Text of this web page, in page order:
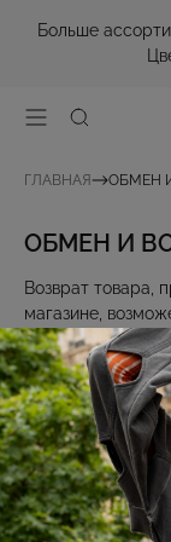
Больше
ГЛАВНАЯ ОБМЕН
ОБМЕН И
Возврат товара,
магазине,
заказа.
Обязательными
отсутствие
наличие всех
упаковки
корректно
копия